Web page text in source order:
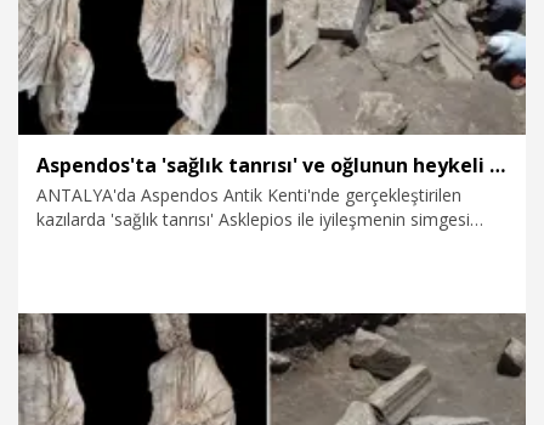
Aspendos'ta 'sağlık tanrısı' ve oğlunun heykeli bulundu
ANTALYA'da Aspendos Antik Kenti'nde gerçekleştirilen
kazılarda 'sağlık tanrısı' Asklepios ile iyileşmenin simgesi
keşif, Roma Dönemi Aspendos'unda sağlık ve şifa kültlerinin
kent yaşamındaki yerine ilişkin önemli veriler ortaya koydu.
6.08.2026 Video